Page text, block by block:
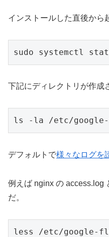
インストールした直後から
sudo systemctl
下記にディレクトリが作成
ls -la /etc/google-
デフォルトで様々なログを
例えば nginx の access.log
だ。
less /etc/google-